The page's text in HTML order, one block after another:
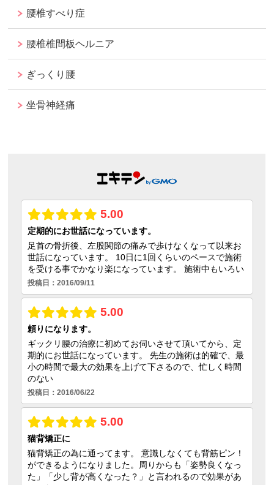
腰椎すべり症
腰椎椎間板ヘルニア
ぎっくり腰
坐骨神経痛